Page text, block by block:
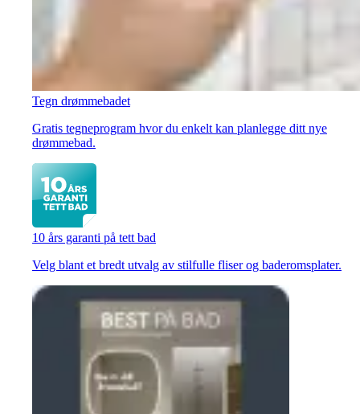
Tegn drømmebadet
Gratis tegneprogram hvor du enkelt kan planlegge ditt nye
drømmebad.
10 års garanti på tett bad
Velg blant et bredt utvalg av stilfulle fliser og baderomsplater.